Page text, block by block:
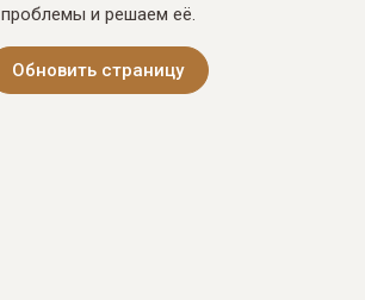
проблемы и решаем её.
Обновить страницу